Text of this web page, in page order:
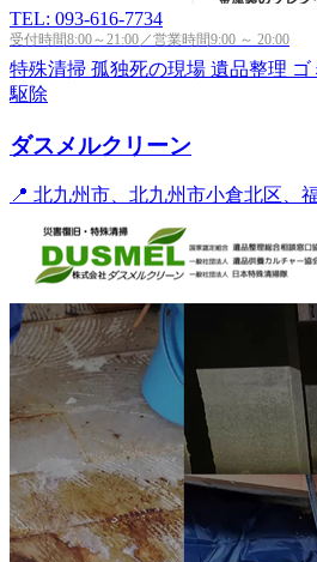
TEL: 093-616-7734
受付時間8:00～21:00／営業時間9:00 ～ 20:00
特殊清掃 孤独死の現場 遺品整理 ゴ
駆除
ダスメルクリーン
📍 北九州市、北九州市小倉北区、